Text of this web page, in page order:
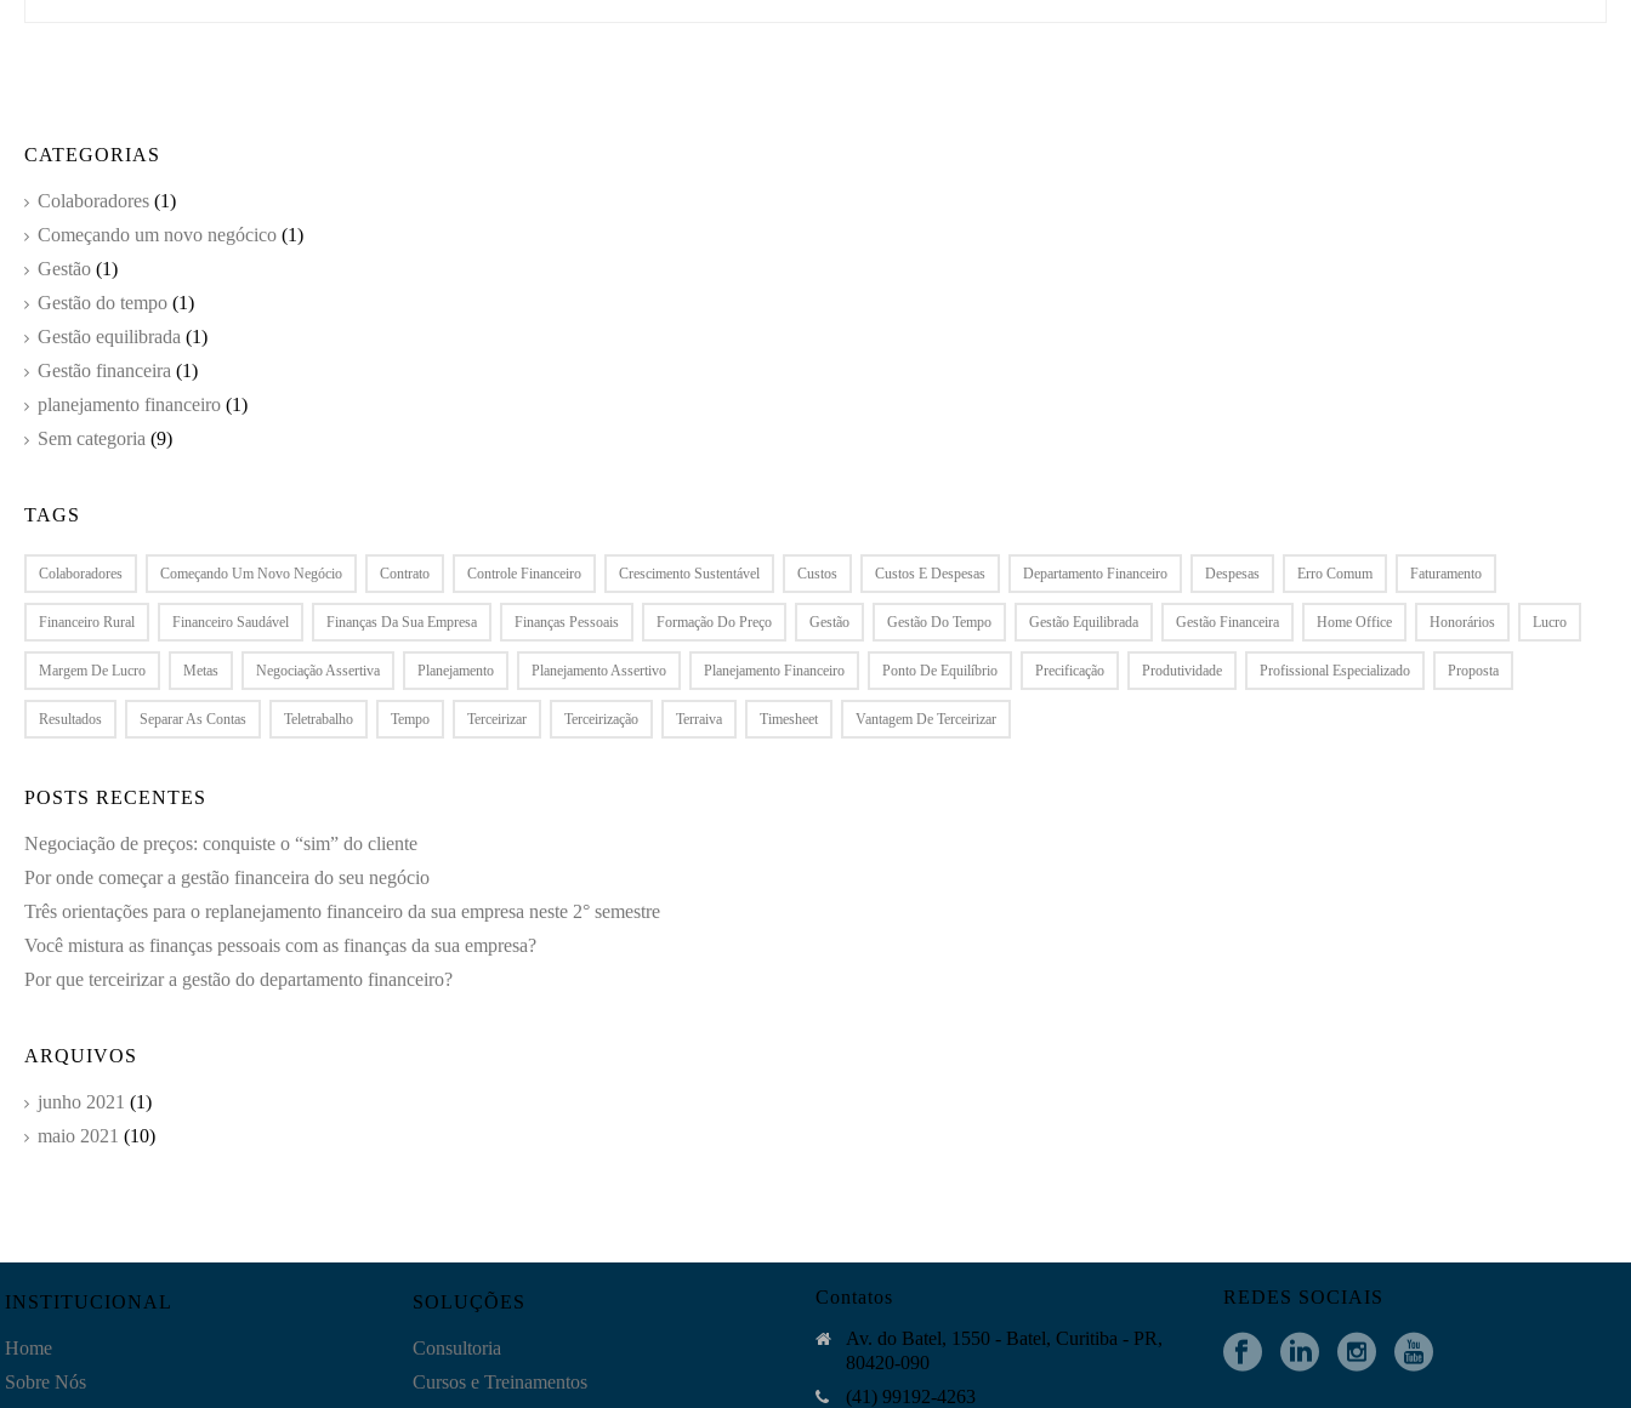
CATEGORIAS
Colaboradores (1)
Começando um novo negócico (1)
Gestão (1)
Gestão do tempo (1)
Gestão equilibrada (1)
Gestão financeira (1)
planejamento financeiro (1)
Sem categoria (9)
TAGS
Colaboradores Começando Um Novo Negócio Contrato Controle Financeiro Crescimento Sustentável Custos Custos E Despesas Departamento Financeiro Despesas Erro Comum Faturamento
Financeiro Rural Financeiro Saudável Finanças Da Sua Empresa Finanças Pessoais Formação Do Preço Gestão Gestão Do Tempo Gestão Equilibrada Gestão Financeira Home Office Honorários Lucro
Margem De Lucro Metas Negociação Assertiva Planejamento Planejamento Assertivo Planejamento Financeiro Ponto De Equilíbrio Precificação Produtividade Profissional Especializado Proposta
Resultados Separar As Contas Teletrabalho Tempo Terceirizar Terceirização Terraiva Timesheet Vantagem De Terceirizar
POSTS RECENTES
Negociação de preços: conquiste o “sim” do cliente
Por onde começar a gestão financeira do seu negócio
Três orientações para o replanejamento financeiro da sua empresa neste 2° semestre
Você mistura as finanças pessoais com as finanças da sua empresa?
Por que terceirizar a gestão do departamento financeiro?
ARQUIVOS
junho 2021 (1)
maio 2021 (10)
INSTITUCIONAL
Home
Sobre Nós
SOLUÇÕES
Consultoria
Cursos e Treinamentos
Contatos
Av. do Batel, 1550 - Batel, Curitiba - PR,
80420-090
(41) 99192-4263
REDES SOCIAIS